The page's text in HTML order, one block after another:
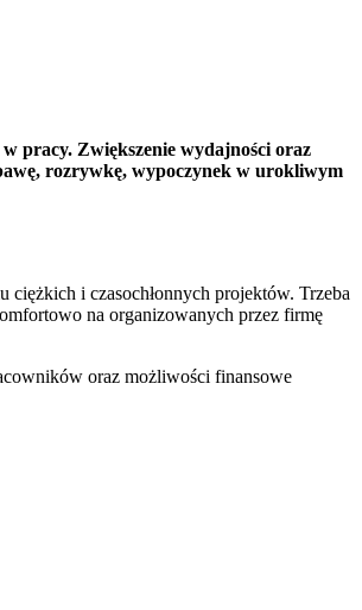
pracy. Zwiększenie wydajności oraz
rozrywkę, wypoczynek w urokliwym
i czasochłonnych projektów. Trzeba
na organizowanych przez firmę
oraz możliwości finansowe